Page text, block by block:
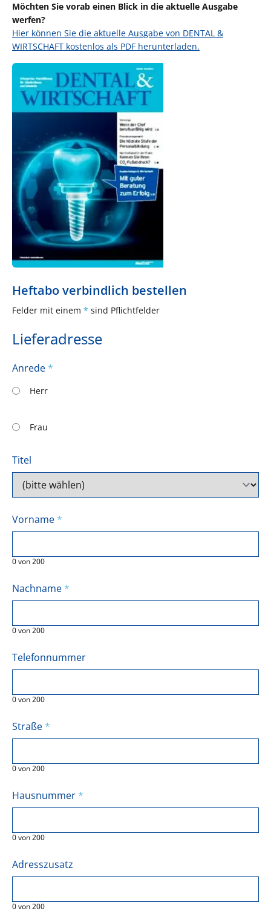
Möchten Sie vorab einen Blick in die aktuelle Ausgabe
werfen?
Hier können Sie die aktuelle Ausgabe von DENTAL &
WIRTSCHAFT kostenlos als PDF herunterladen.
Heftabo verbindlich bestellen
Felder mit einem * sind Pflichtfelder
Lieferadresse
Anrede *
Herr
Frau
Titel
Vorname *
0von200
Nachname *
0von200
Telefonnummer
0von200
Straße *
0von200
Hausnummer *
0von200
Adresszusatz
0von200